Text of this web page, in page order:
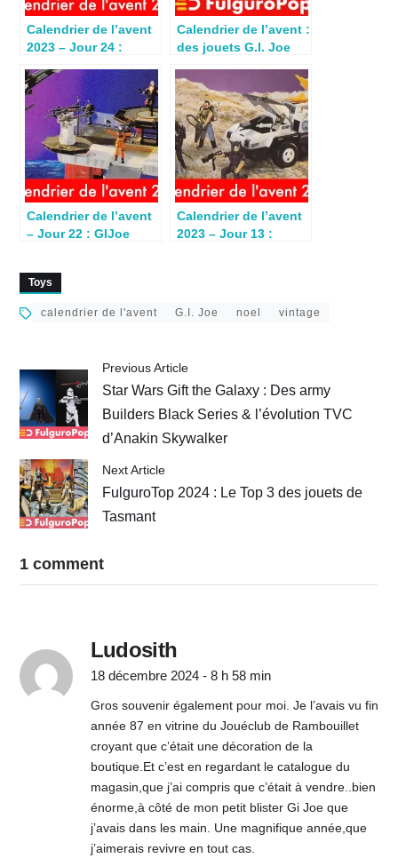
Calendrier de l’avent
2023 – Jour 24 :
(1987)
Calendrier de l’avent :
des jouets G.I. Joe
Calendrier de l’avent
– Jour 22 : GIJoe
Calendrier de l’avent
2023 – Jour 13 :
Toys
calendrier de l'avent G.I. Joe noel vintage
Previous Article
Star Wars Gift the Galaxy : Des army
Builders Black Series & l’évolution TVC
d’Anakin Skywalker
Next Article
FulguroTop 2024 : Le Top 3 des jouets de
Tasmant
1 comment
Ludosith
18 décembre 2024 - 8 h 58 min
Gros souvenir également pour moi. Je l’avais vu fin
année 87 en vitrine du Jouéclub de Rambouillet
croyant que c’était une décoration de la
boutique.Et c’est en regardant le catalogue du
magasin,que j’ai compris que c’était à vendre..bien
énorme,à côté de mon petit blister Gi Joe que
j’avais dans les main. Une magnifique année,que
j’aimerais revivre en tout cas.